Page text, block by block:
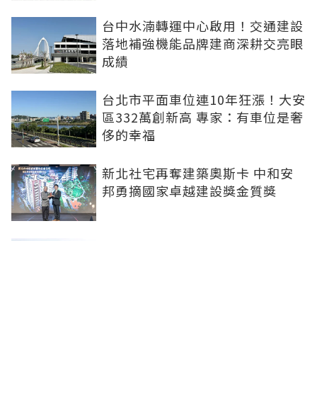
台中水湳轉運中心啟用！交通建設
落地補強機能品牌建商深耕交亮眼
成績
台北市平面車位連10年狂漲！大安
區332萬創新高 專家：有車位是奢
侈的幸福
新北社宅再奪建築奧斯卡 中和安
邦勇摘國家卓越建設獎金質獎